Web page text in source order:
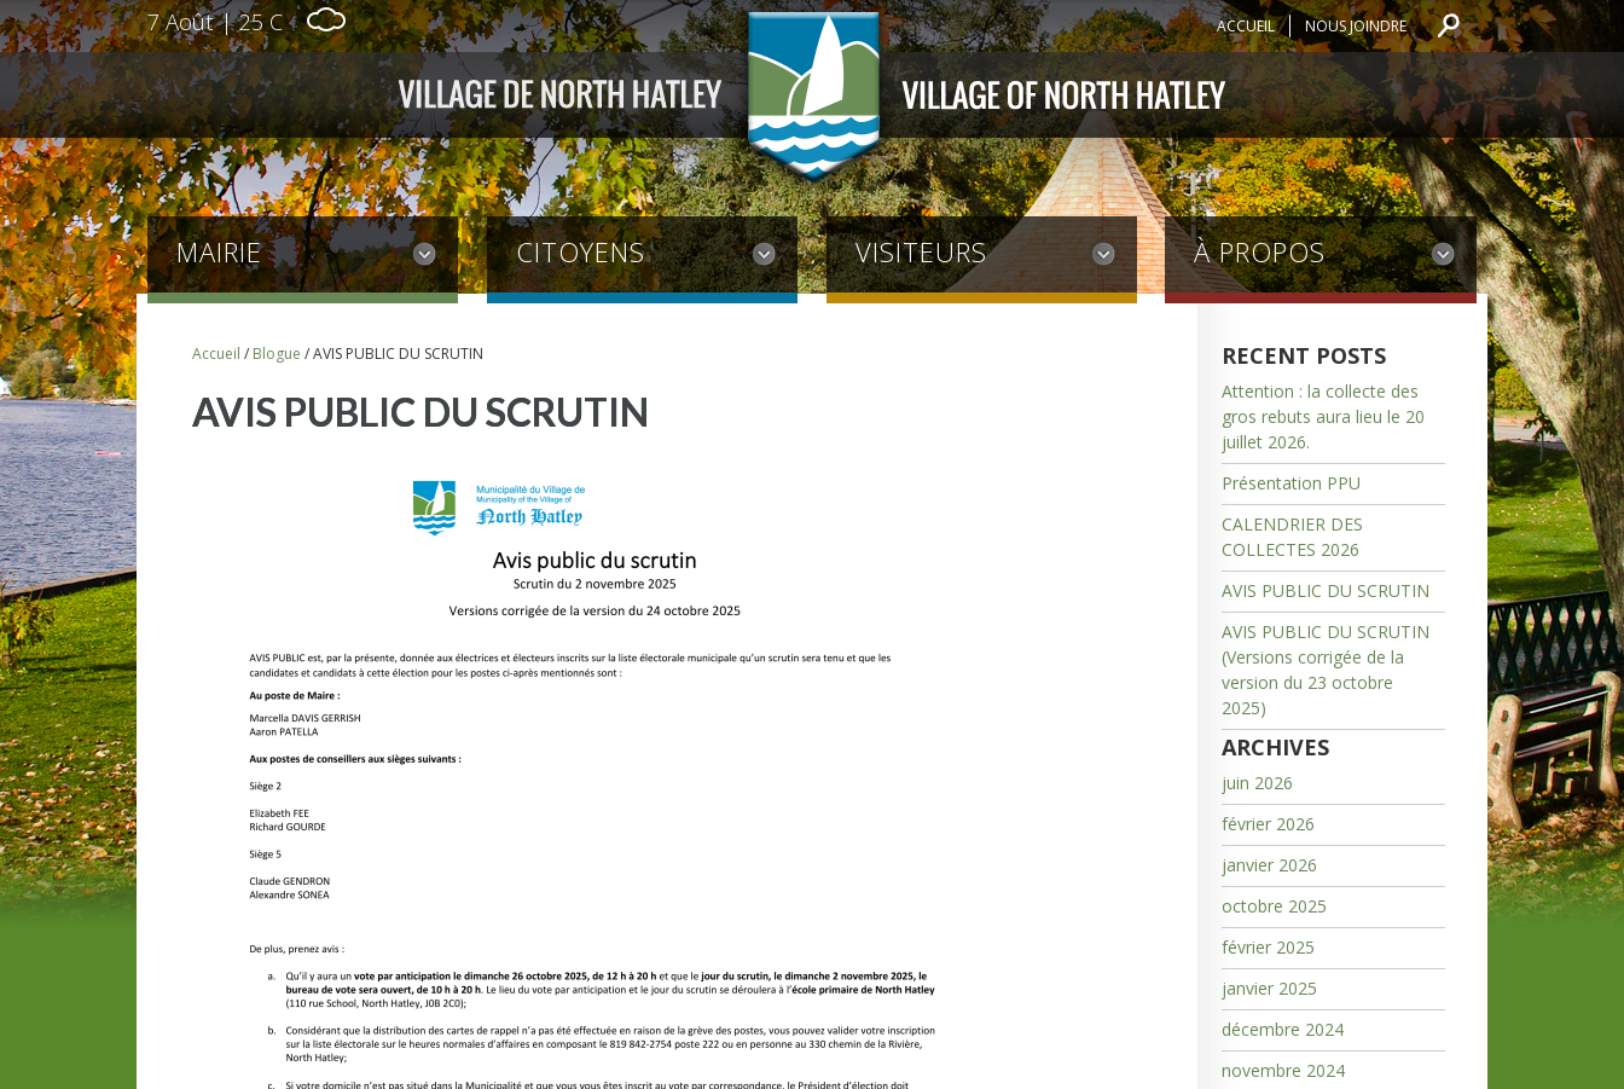
7 Août | 25 C ACCUEIL NOUS JOINDRE
MAIRIE CITOYENS VISITEURS À PROPOS
Accueil / Blogue /AVIS PUBLIC DU SCRUTIN
AVIS PUBLIC DU SCRUTIN
RECENT POSTS
Attention : la collecte des
gros rebuts aura lieu le 20
juillet 2026.
Présentation PPU
CALENDRIER DES
COLLECTES 2026
AVIS PUBLIC DU SCRUTIN
AVIS PUBLIC DU SCRUTIN
(Versions corrigée de la
version du 23 octobre
2025)
ARCHIVES
juin 2026
février 2026
janvier 2026
octobre 2025
février 2025
janvier 2025
décembre 2024
novembre 2024